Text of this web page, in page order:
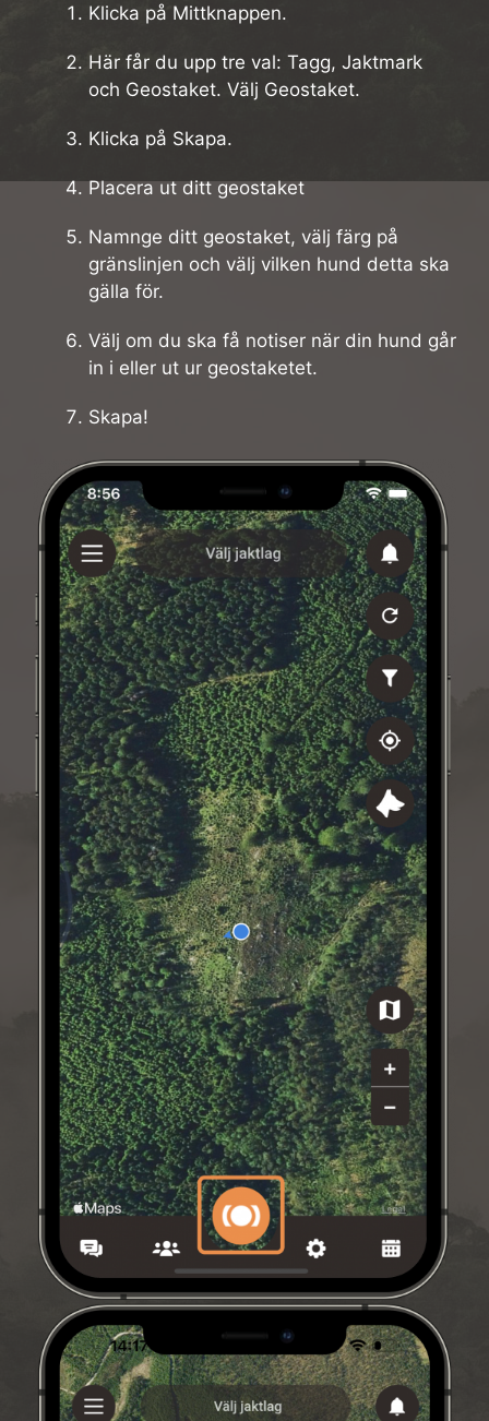
Klicka på Mittknappen.
Här får du upp tre val: Tagg, Jaktmark
och Geostaket. Välj Geostaket.
Klicka på Skapa.
Placera ut ditt geostaket
Namnge ditt geostaket, välj färg på
gränslinjen och välj vilken hund detta ska
gälla för.
Välj om du ska få notiser när din hund går
in i eller ut ur geostaketet.
Skapa!